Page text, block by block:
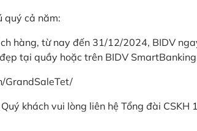
quý cả năm:
hàng, từ nay đến 31/12/2024, BIDV
tại quầy hoặc trên BIDV
GrandSaleTet/
khách vui lòng liên hệ Tổng đài CSKH